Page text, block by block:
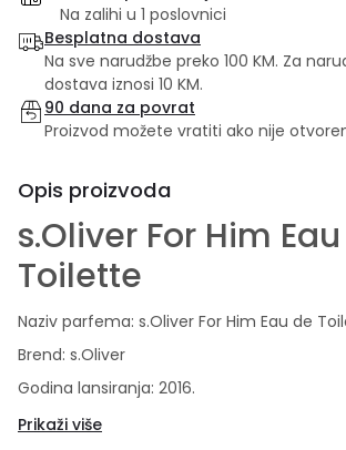
Na zalihi u 1 poslovnici
Besplatna dostava
Na sve narudžbe preko 100 KM. Za
dostava iznosi 10 KM.
90 dana za povrat
Proizvod možete vratiti ako nije
Opis proizvoda
s.Oliver For Him
Toilette
Naziv parfema: s.Oliver For Him Eau de
Brend: s.Oliver
Godina lansiranja: 2016.
Kategorija mirisa: Aromatično-fougère
Prikaži više